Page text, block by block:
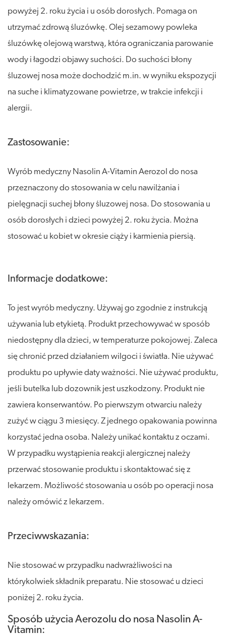
powyżej 2. roku życia i u osób dorosłych. Pomaga on
utrzymać zdrową śluzówkę. Olej sezamowy powleka
śluzówkę olejową warstwą, która ograniczania parowanie
wody i łagodzi objawy suchości. Do suchości błony
śluzowej nosa może dochodzić m.in. w wyniku ekspozycji
na suche i klimatyzowane powietrze, w trakcie infekcji i
alergii.
Zastosowanie:
Wyrób medyczny Nasolin A-Vitamin Aerozol do nosa
przeznaczony do stosowania w celu nawilżania i
pielęgnacji suchej błony śluzowej nosa. Do stosowania u
osób dorosłych i dzieci powyżej 2. roku życia. Można
stosować u kobiet w okresie ciąży i karmienia piersią.
Informacje dodatkowe:
To jest wyrób medyczny. Używaj go zgodnie z instrukcją
używania lub etykietą. Produkt przechowywać w sposób
niedostępny dla dzieci, w temperaturze pokojowej. Zaleca
się chronić przed działaniem wilgoci i światła. Nie używać
produktu po upływie daty ważności. Nie używać produktu,
jeśli butelka lub dozownik jest uszkodzony. Produkt nie
zawiera konserwantów. Po pierwszym otwarciu należy
zużyć w ciągu 3 miesięcy. Z jednego opakowania powinna
korzystać jedna osoba. Należy unikać kontaktu z oczami.
W przypadku wystąpienia reakcji alergicznej należy
przerwać stosowanie produktu i skontaktować się z
lekarzem. Możliwość stosowania u osób po operacji nosa
należy omówić z lekarzem.
Przeciwwskazania:
Nie stosować w przypadku nadwrażliwości na
którykolwiek składnik preparatu. Nie stosować u dzieci
poniżej 2. roku życia.
Sposób użycia Aerozolu do nosa Nasolin A-
Vitamin: